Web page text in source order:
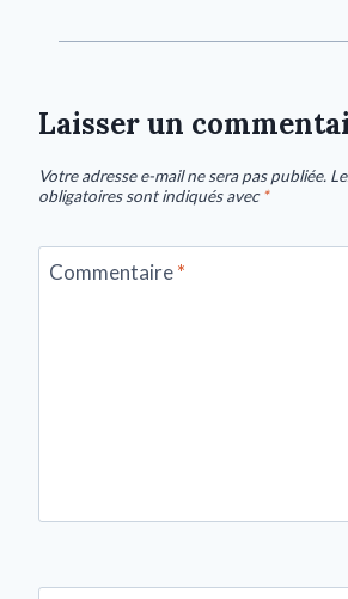
Laisser un
Votre adresse e-mail ne sera pas publiée.
obligatoires sont indiqués avec*
Commentaire*